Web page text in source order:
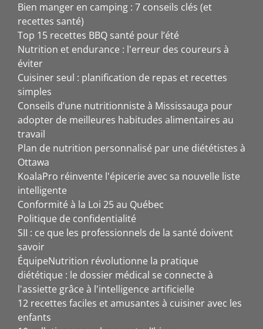
Bien manger en camping : 7 conseils clés (et
recettes santé)
Top 15 recettes BBQ santé pour l’été
Nutrition et endurance : l'erreur des coureurs à
éviter
Cuisiner seul : planification de repas et recettes
simples
Conseils d’une nutritionniste à Mississauga pour
adopter de meilleures habitudes alimentaires au
travail
Plan de nutrition personnalisé par une diététistes à
Ottawa
KoalaPro réinvente l'épicerie avec sa nouvelle liste
intelligente
Conformité à la Loi 25 au Québec
Politique de confidentialité
SII : ce que les professionnels de la santé doivent
savoir
ÉquipeNutrition révolutionne la pratique
diététique : le dossier médical se connecte à
l'assiette grâce à l'intelligence artificielle
12 recettes faciles et amusantes à cuisiner avec les
enfants